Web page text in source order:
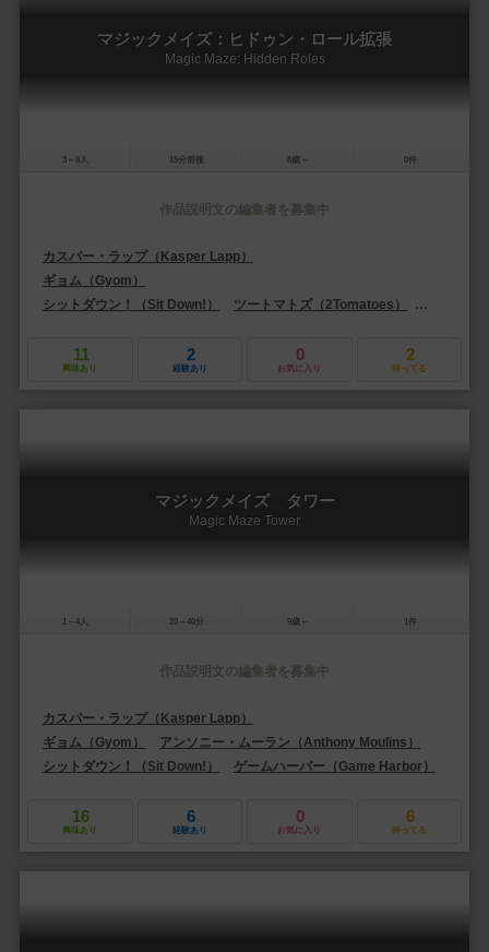
マジックメイズ：ヒドゥン・ロール拡張
Magic Maze: Hidden Roles
3～8人 15分前後 8歳～ 0件
作品説明文の編集者を募集中
カスパー・ラップ（Kasper Lapp）
ギョム（Gyom）
シットダウン！（Sit Down!）
ツートマトズ（2Tomatoes） ペガサス
11
興味あり
2
経験あり
0
お気に入り
2
持ってる
マジックメイズ タワー
Magic Maze Tower
1～4人 20～40分 9歳～ 1件
作品説明文の編集者を募集中
カスパー・ラップ（Kasper Lapp）
ギョム（Gyom）
アンソニー・ムーラン（Anthony Moulins）
シットダウン！（Sit Down!）
ゲームハーバー（Game Harbor）
16
興味あり
6
経験あり
0
お気に入り
6
持ってる